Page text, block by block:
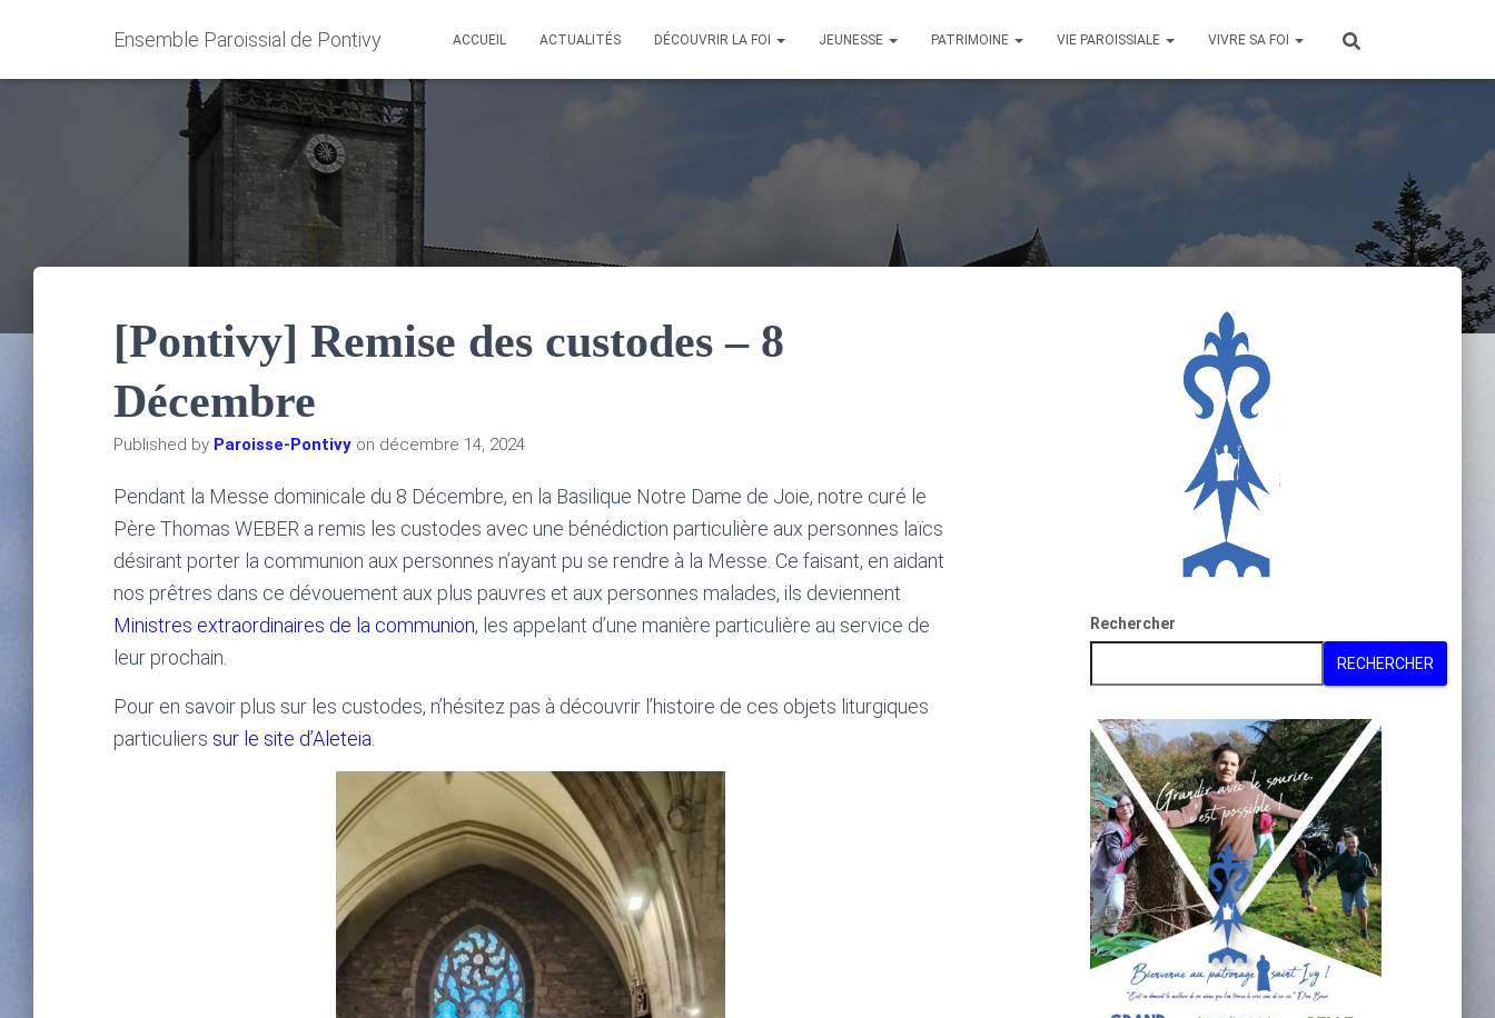
Ensemble Paroissial de Pontivy ACCUEIL ACTUALITÉS DÉCOUVRIR LA FOI JEUNESSE PATRIMOINE VIE PAROISSIALE VIVRE SA FOI
[Pontivy] Remise des custodes – 8
Décembre
Published by Paroisse-Pontivy on décembre 14, 2024
Pendant la Messe dominicale du 8 Décembre, en la Basilique Notre Dame de Joie, notre curé le
Père Thomas WEBER a remis les custodes avec une bénédiction particulière aux personnes laïcs
désirant porter la communion aux personnes n’ayant pu se rendre à la Messe. Ce faisant, en aidant
nos prêtres dans ce dévouement aux plus pauvres et aux personnes malades, ils deviennent
Ministres extraordinaires de la communion, les appelant d’une manière particulière au service de
leur prochain.
Pour en savoir plus sur les custodes, n’hésitez pas à découvrir l’histoire de ces objets liturgiques
particuliers sur le site d’Aleteia
Rechercher
RECHERCHER